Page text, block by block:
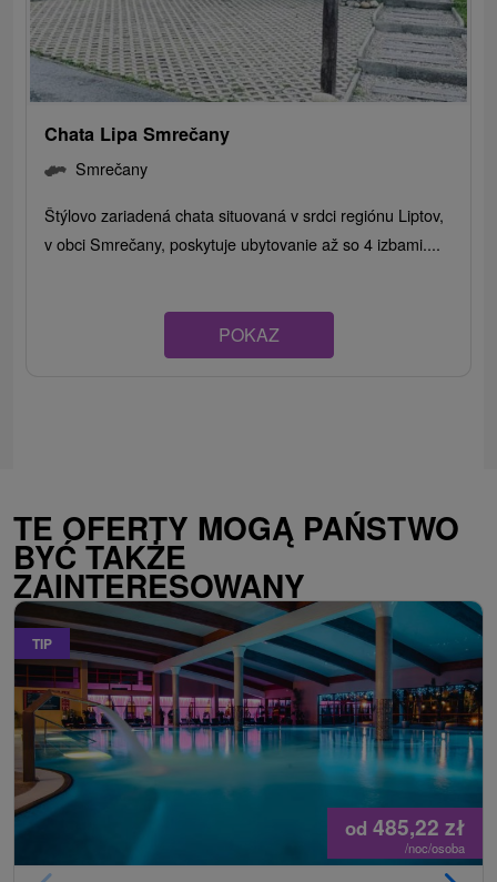
Chata Lipa Smrečany
Smrečany
Štýlovo zariadená chata situovaná v srdci regiónu Liptov,
v obci Smrečany, poskytuje ubytovanie až so 4 izbami....
POKAZ
TE OFERTY MOGĄ PAŃSTWO
BYĆ TAKŻE
ZAINTERESOWANY
TIP
od 485,22 zł
/noc/osoba